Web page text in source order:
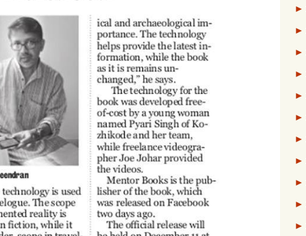
►
►
►
►
►
►
►
►
►
►
►